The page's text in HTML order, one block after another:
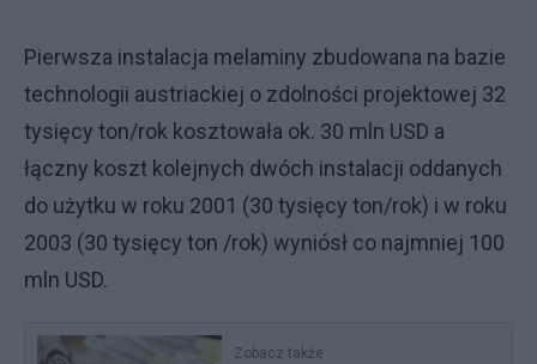
Pierwsza instalacja melaminy zbudowana na bazie
technologii austriackiej o zdolności projektowej 32
tysięcy ton/rok kosztowała ok. 30 mln USD a
łączny koszt kolejnych dwóch instalacji oddanych
do użytku w roku 2001 (30 tysięcy ton/rok) i w roku
2003 (30 tysięcy ton /rok) wyniósł co najmniej 100
mln USD.
Zobacz także